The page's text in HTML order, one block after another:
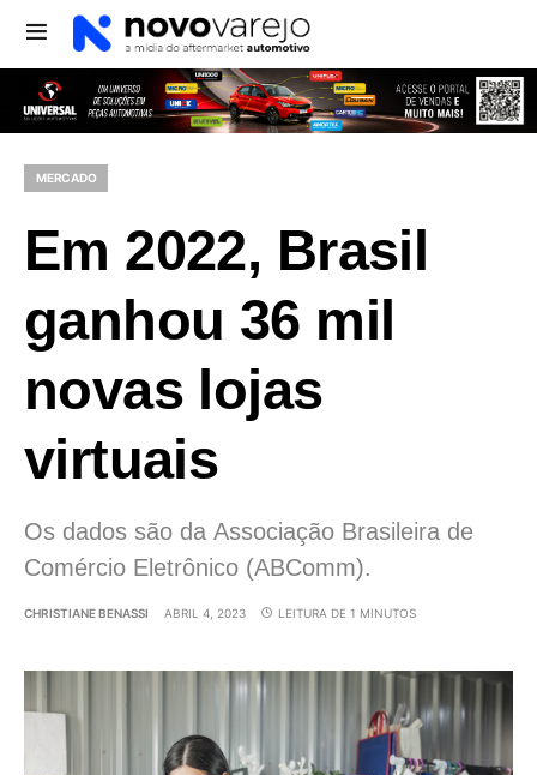
MERCADO
Em 2022, Brasil
ganhou 36 mil
novas lojas
virtuais
Os dados são da Associação Brasileira de
Comércio Eletrônico (ABComm).
CHRISTIANE BENASSI ABRIL 4, 2023 LEITURA DE 1 MINUTOS